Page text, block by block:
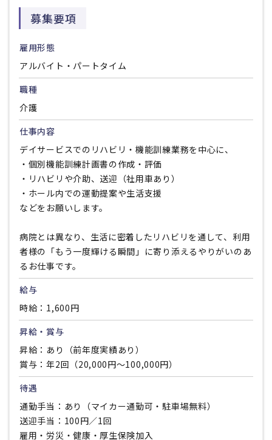
募集要項
雇用形態
アルバイト・パートタイム
職種
介護
仕事内容
デイサービスでのリハビリ・機能訓練業務を中心に、
・個別機能訓練計画書の作成・評価
・リハビリや介助、送迎（社用車あり）
・ホール内での運動提案や生活支援
などをお願いします。
病院とは異なり、生活に密着したリハビリを通して、利用
者様の「もう一度輝ける瞬間」に寄り添えるやりがいのあ
るお仕事です。
給与
時給：1,600円
昇給・賞与
昇給：あり（前年度実績あり）
賞与：年2回（20,000円〜100,000円）
待遇
通勤手当：あり（マイカー通勤可・駐車場無料）
送迎手当：100円／1回
雇用・労災・健康・厚生保険加入